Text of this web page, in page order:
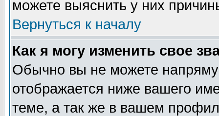
можете выяснить у них
Вернуться к началу
Как я могу изменить свое
Обычно вы не можете
отображается ниже вашего
теме, а так же в вашем